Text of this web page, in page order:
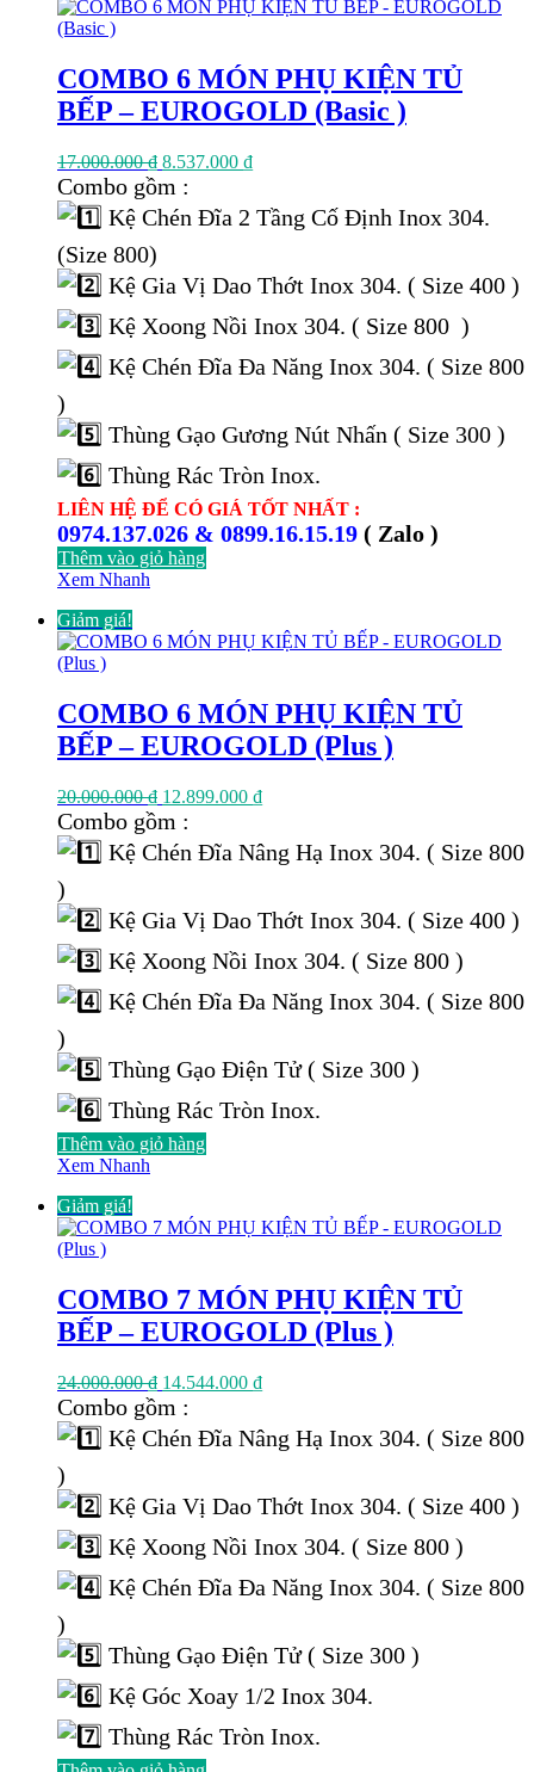
COMBO 6 MÓN PHỤ KIỆN TỦ
BẾP – EUROGOLD (Basic )
17.000.000₫ Giá
gốc
17.000.000 ₫.
8.537.000 ₫Giá
là:
Combo gồm :
Kệ Chén Đĩa 2 Tầng Cố Định Inox 304.
(Size 800)
Kệ Gia Vị Dao Thớt Inox 304. ( Size 400 )
Kệ Xoong Nồi Inox 304. ( Size 800 )
Kệ Chén Đĩa Đa Năng Inox 304. ( Size 800
)
Thùng Gạo Gương Nút Nhấn ( Size 300 )
Thùng Rác Tròn Inox.
LIÊN HỆ ĐỂ CÓ GIÁ TỐT NHẤT :
0974.137.026 & 0899.16.15.19 ( Zalo )
Thêm vào giỏ hàng
Xem Nhanh
Giảm giá!
COMBO 6 MÓN PHỤ KIỆN TỦ
BẾP – EUROGOLD (Plus )
20.000.000₫ Giá
gốc
20.000.000 ₫.
12.899.000 ₫Giá
là:
Combo gồm :
Kệ Chén Đĩa Nâng Hạ Inox 304. ( Size 800
)
Kệ Gia Vị Dao Thớt Inox 304. ( Size 400 )
Kệ Xoong Nồi Inox 304. ( Size 800 )
Kệ Chén Đĩa Đa Năng Inox 304. ( Size 800
)
Thùng Gạo Điện Tử ( Size 300 )
Thùng Rác Tròn Inox.
Thêm vào giỏ hàng
Xem Nhanh
Giảm giá!
COMBO 7 MÓN PHỤ KIỆN TỦ
BẾP – EUROGOLD (Plus )
24.000.000₫ Giá
gốc
24.000.000 ₫.
14.544.000 ₫Giá
là:
Combo gồm :
Kệ Chén Đĩa Nâng Hạ Inox 304. ( Size 800
)
Kệ Gia Vị Dao Thớt Inox 304. ( Size 400 )
Kệ Xoong Nồi Inox 304. ( Size 800 )
Kệ Chén Đĩa Đa Năng Inox 304. ( Size 800
)
Thùng Gạo Điện Tử ( Size 300 )
Kệ Góc Xoay 1/2 Inox 304.
Thùng Rác Tròn Inox.